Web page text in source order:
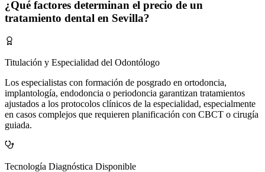
¿Qué factores determinan el precio de un
tratamiento dental en Sevilla?
Titulación y Especialidad del Odontólogo
Los especialistas con formación de posgrado en ortodoncia,
implantología, endodoncia o periodoncia garantizan tratamientos
ajustados a los protocolos clínicos de la especialidad, especialmente
en casos complejos que requieren planificación con CBCT o cirugía
guiada.
Tecnología Diagnóstica Disponible